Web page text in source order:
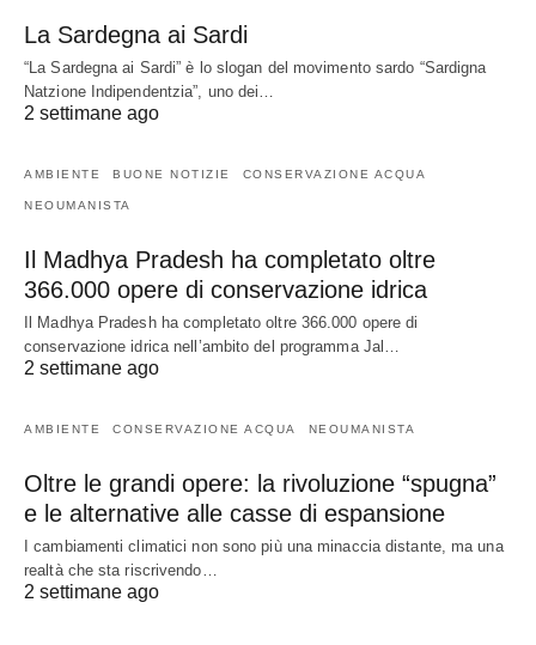
La Sardegna ai Sardi
“La Sardegna ai Sardi” è lo slogan del movimento sardo “Sardigna
Natzione Indipendentzia”, uno dei…
2 settimane ago
AMBIENTE BUONE NOTIZIE CONSERVAZIONE ACQUA
NEOUMANISTA
Il Madhya Pradesh ha completato oltre
366.000 opere di conservazione idrica
Il Madhya Pradesh ha completato oltre 366.000 opere di
conservazione idrica nell’ambito del programma Jal…
2 settimane ago
AMBIENTE CONSERVAZIONE ACQUA NEOUMANISTA
Oltre le grandi opere: la rivoluzione “spugna”
e le alternative alle casse di espansione
I cambiamenti climatici non sono più una minaccia distante, ma una
realtà che sta riscrivendo…
2 settimane ago